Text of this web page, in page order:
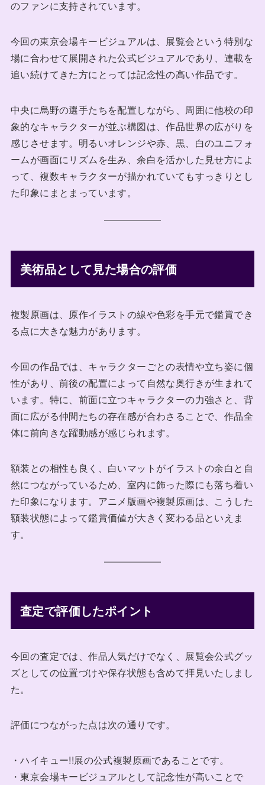
のファンに支持されています。
今回の東京会場キービジュアルは、展覧会という特別な
場に合わせて展開された公式ビジュアルであり、連載を
追い続けてきた方にとっては記念性の高い作品です。
中央に烏野の選手たちを配置しながら、周囲に他校の印
象的なキャラクターが並ぶ構図は、作品世界の広がりを
感じさせます。明るいオレンジや赤、黒、白のユニフォ
ームが画面にリズムを生み、余白を活かした見せ方によ
って、複数キャラクターが描かれていてもすっきりとし
た印象にまとまっています。
美術品として見た場合の評価
複製原画は、原作イラストの線や色彩を手元で鑑賞でき
る点に大きな魅力があります。
今回の作品では、キャラクターごとの表情や立ち姿に個
性があり、前後の配置によって自然な奥行きが生まれて
います。特に、前面に立つキャラクターの力強さと、背
面に広がる仲間たちの存在感が合わさることで、作品全
体に前向きな躍動感が感じられます。
額装との相性も良く、白いマットがイラストの余白と自
然につながっているため、室内に飾った際にも落ち着い
た印象になります。アニメ版画や複製原画は、こうした
額装状態によって鑑賞価値が大きく変わる品といえま
す。
査定で評価したポイント
今回の査定では、作品人気だけでなく、展覧会公式グッ
ズとしての位置づけや保存状態も含めて拝見いたしまし
た。
評価につながった点は次の通りです。
・ハイキュー!!展の公式複製原画であることです。
・東京会場キービジュアルとして記念性が高いことで